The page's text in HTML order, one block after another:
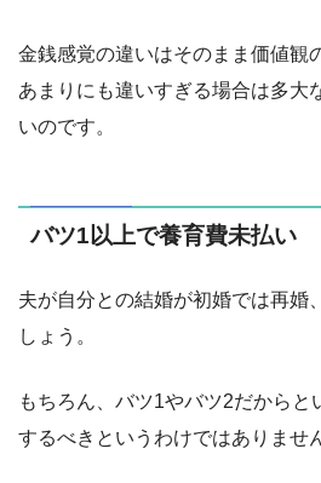
金銭感覚の違いはそのまま価値観
あまりにも違いすぎる場合は多大
いのです。
バツ1以上で養育費未払い
夫が自分との結婚が初婚では再婚
しょう。
もちろん、バツ1やバツ2だからと
するべきというわけではありませ